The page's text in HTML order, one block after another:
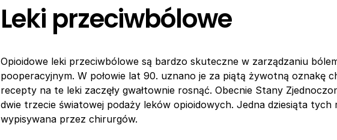
Leki przeciwbólowe
Opioidowe leki przeciwbólowe są bardzo skuteczne w zarządzaniu
pooperacyjnym. W połowie lat 90. uznano je za piątą żywotną oznakę
recepty na te leki zaczęły gwałtownie rosnąć. Obecnie Stany
dwie trzecie światowej podaży leków opioidowych. Jedna dziesiąta tych
wypisywana przez chirurgów.